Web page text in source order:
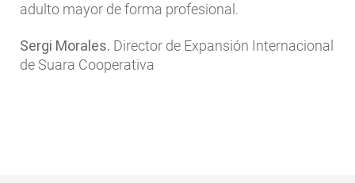
adulto mayor de forma profesional.
Sergi Morales. Director de Expansión Internacional
de Suara Cooperativa